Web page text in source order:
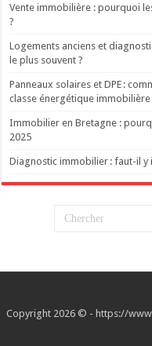
Vente immobilière : pourquoi
?
Logements anciens et
le plus souvent ?
Panneaux solaires et DPE :
classe énergétique immobilière
Immobilier en Bretagne :
2025
Diagnostic immobilier : faut-il y
Copyright 2026 © - https://